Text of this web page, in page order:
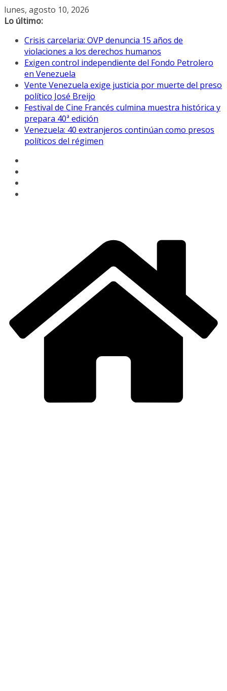
Saltar
al
lunes, agosto 10, 2026
Lo último:
Crisis carcelaria: OVP denuncia 15 años de
violaciones a los derechos humanos
Exigen control independiente del Fondo Petrolero
en Venezuela
Vente Venezuela exige justicia por muerte del preso
político José Breijo
Festival de Cine Francés culmina muestra histórica y
prepara 40ª edición
Venezuela: 40 extranjeros continúan como presos
políticos del régimen